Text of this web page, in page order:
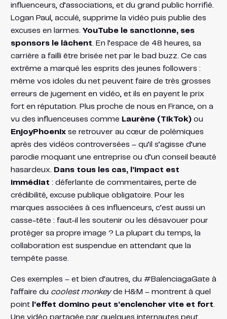
influenceurs, d’associations, et du grand public horrifié.
Logan Paul, acculé, supprime la vidéo puis publie des
excuses en larmes. YouTube le sanctionne, ses
sponsors le lâchent . En l’espace de 48 heures, sa
carrière a failli être brisée net par le bad buzz. Ce cas
extrême a marqué les esprits des jeunes followers :
même vos idoles du net peuvent faire de très grosses
erreurs de jugement en vidéo, et ils en payent le prix
fort en réputation. Plus proche de nous en France, on a
vu des influenceuses comme Laurène (TikTok)ou
EnjoyPhoenixse retrouver au cœur de polémiques
après des vidéos controversées – qu’il s’agisse d’une
parodie moquant une entreprise ou d’un conseil beauté
hasardeux.
Dans tous les cas, l’impact est
immédiat : déferlante de commentaires, perte de
crédibilité, excuse publique obligatoire. Pour les
marques associées à ces influenceurs, c’est aussi un
casse-tête : faut-il les soutenir ou les désavouer pour
protéger sa propre image ? La plupart du temps, la
collaboration est suspendue en attendant que la
tempête passe.
Ces exemples – et bien d’autres, du #BalenciagaGate à
l’affaire du coolest monkeyde H&M – montrent à quel
point l’effet domino peut s’enclencher vite et fort
Une vidéo partagée par quelques internautes peut